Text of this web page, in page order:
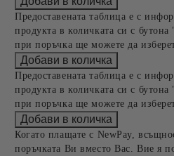
Предоставената таблица е с
продукта в количката си с
при поръчка ще можете да
Предоставената таблица е с
продукта в количката си с
при поръчка ще можете да
Когато плащате с NewPay,
поръчката Ви вместо Вас. Вие я